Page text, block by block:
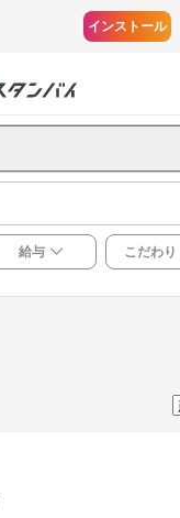
インストール
給与 こだわり